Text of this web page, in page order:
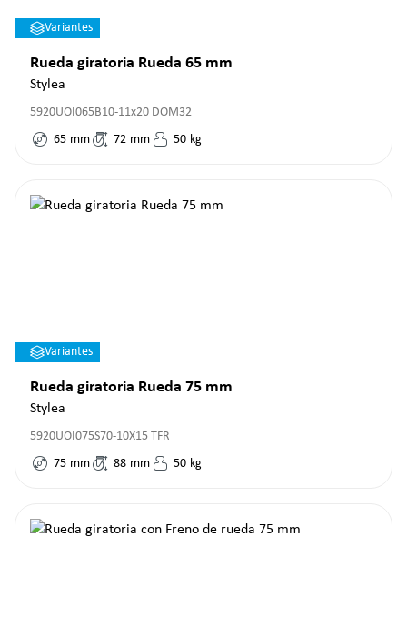
Variantes
Rueda giratoria Rueda 65 mm
Stylea
5920UOI065B10-11x20 DOM32
65 mm 72 mm 50 kg
Variantes
Rueda giratoria Rueda 75 mm
Stylea
5920UOI075S70-10X15 TFR
75 mm 88 mm 50 kg